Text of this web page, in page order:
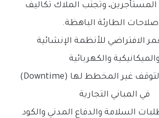
وتُجنّب الملاك تكاليف
الطارئة الباهظة.
الافتراضي للأنظمة الإنشائية
والميكانيكية والكهربائية
تقليل فترات التوقف غير المخطط لها (Downtime)
في المباني التجارية
السلامة والدفاع المدني والكود